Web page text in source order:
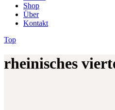
Shop
Über
Kontakt
Top
rheinisches